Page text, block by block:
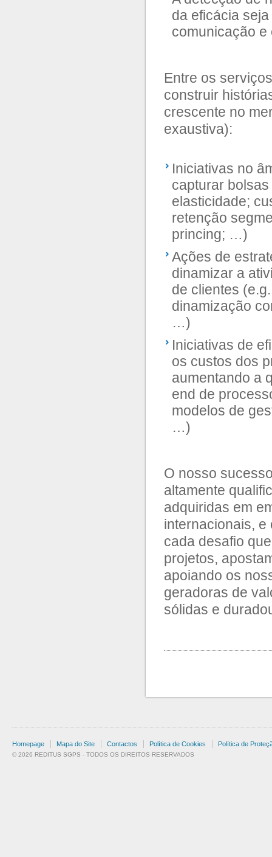
da eficácia
comunicação e
Entre os
construir
crescente no
exaustiva):
Iniciativas no
capturar
elasticidade;
retenção
princing; …)
Ações de
dinamizar a
de clientes
dinamização
…)
Iniciativas de
os custos dos
aumentando a
end de
modelos de
…)
O nosso
altamente
adquiridas em
internacionais,
cada desafio
projetos,
apoiando os
geradoras de
sólidas e
Homepage Mapa do Site Contactos Política de Cookies Política de
© 2026 REDITUS SGPS - TODOS OS DIREITOS RESERVADOS